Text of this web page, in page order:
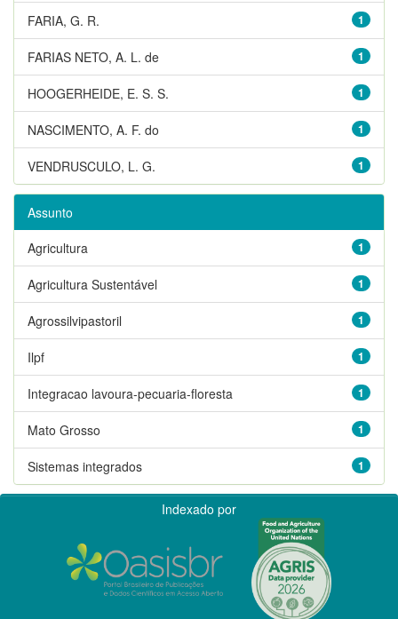
1
FARIA, G. R.
1
FARIAS NETO, A. L. de
1
HOOGERHEIDE, E. S. S.
1
NASCIMENTO, A. F. do
1
VENDRUSCULO, L. G.
Assunto
1
Agricultura
1
Agricultura Sustentável
1
Agrossilvipastoril
1
Ilpf
1
Integracao lavoura-pecuaria-floresta
1
Mato Grosso
1
Sistemas integrados
Indexado por